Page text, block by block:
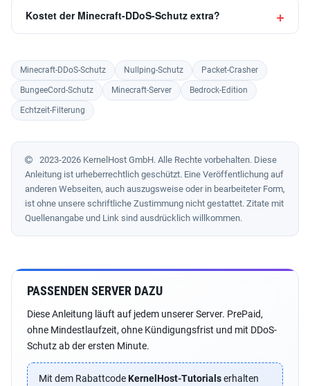
Kostet der Minecraft-DDoS-Schutz extra?
Minecraft-DDoS-Schutz Nullping-Schutz Packet-Crasher
BungeeCord-Schutz Minecraft-Server Bedrock-Edition
Echtzeit-Filterung
2023-2026 KernelHost GmbH. Alle Rechte vorbehalten. Diese
Anleitung ist urheberrechtlich geschützt. Eine Veröffentlichung auf
anderen Webseiten, auch auszugsweise oder in bearbeiteter Form,
ist ohne unsere schriftliche Zustimmung nicht gestattet. Zitate mit
Quellenangabe und Link sind ausdrücklich willkommen.
PASSENDEN SERVER DAZU
Diese Anleitung läuft auf jedem unserer Server. PrePaid,
ohne Mindestlaufzeit, ohne Kündigungsfrist und mit DDoS-
Schutz ab der ersten Minute.
Mit dem RabattcodeKernelHost-Tutorialserhalten